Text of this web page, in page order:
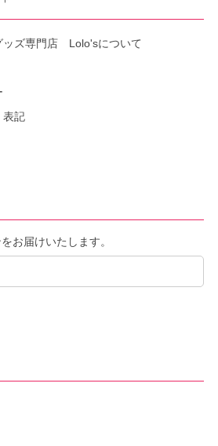
ッズ専門店 Lolo'sについて
表記
お届けいたします。